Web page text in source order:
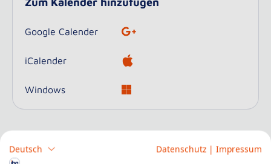
Google Calender
iCalender
Windows
Deutsch Datenschutz | Impressum